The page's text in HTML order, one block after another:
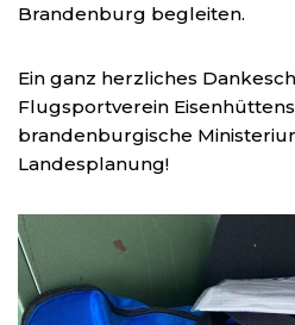
Brandenburg begleiten.
Ein ganz herzliches
Flugsportverein
brandenburgische
Landesplanung!